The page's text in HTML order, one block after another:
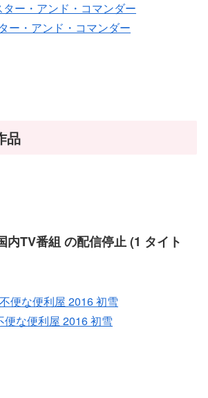
ー・アンド・コマンダー
品
内TV番組 の配信停止 (1 タイト
便な便利屋 2016 初雪